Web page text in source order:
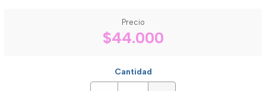
Precio
$44.000
Cantidad